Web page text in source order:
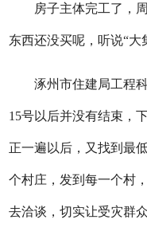
房子主体完工了，周
东西还没买呢，听说“大
涿州市住建局工程科
15号以后并没有结束，
正一遍以后，又找到最
个村庄，发到每一个村
去洽谈，切实让受灾群